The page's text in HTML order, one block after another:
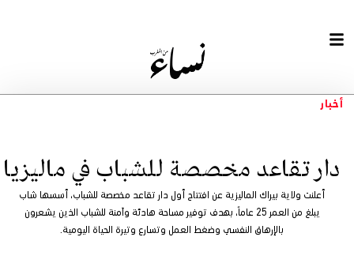
أخبار
دار تقاعد مخصصة للشباب في ماليزيا
أعلنت ولاية بيراك الماليزية عن افتتاح أول دار تقاعد مخصصة للشباب، أسسها شاب
يبلغ من العمر 25 عاماً، بهدف توفير مساحة هادئة وآمنة للشباب الذين يشعرون
بالإرهاق النفسي وضغط العمل وتسارع وتيرة الحياة اليومية.